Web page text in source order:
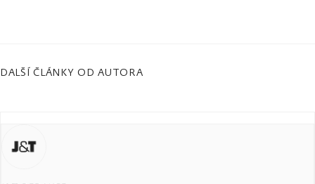
DALŠÍ ČLÁNKY OD AUTORA